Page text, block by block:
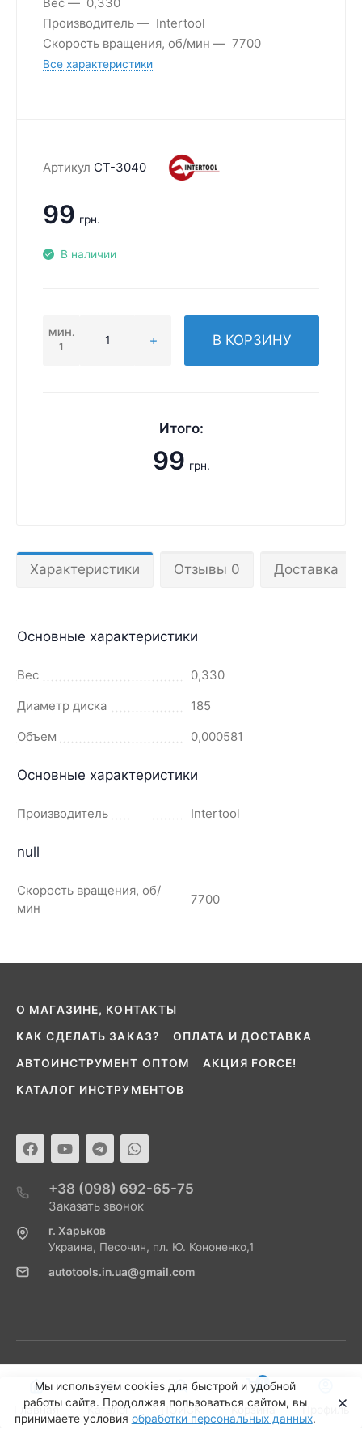
Вес
0,330
Производитель
Intertool
Скорость вращения, об/мин
7700
Все характеристики
Артикул CT-3040
99 грн.
В наличии
МИН.
1
В КОРЗИНУ
Итого:
99 грн.
Характеристики Отзывы 0 Доставка
Основные характеристики
Вес
0,330
Диаметр диска
185
Объем
0,000581
Основные характеристики
Производитель Intertool
null
Скорость вращения, об/
мин
7700
О МАГАЗИНЕ, КОНТАКТЫ
КАК СДЕЛАТЬ ЗАКАЗ? ОПЛАТА И ДОСТАВКА
АВТОИНСТРУМЕНТ ОПТОМ АКЦИЯ FORCE!
КАТАЛОГ ИНСТРУМЕНТОВ
+38 (098) 692-65-75
Заказать звонок
г. Харьков
Украина, Песочин, пл. Ю. Кононенко,1
autotools.in.ua@gmail.com
© 2022 Автоинструмент Украина
Мы используем cookies для быстрой и удобной
работы сайта. Продолжая пользоваться сайтом, вы
принимаете условия обработки персональных данных.
Главная Каталог ПОИСК
0
Корзина Профиль